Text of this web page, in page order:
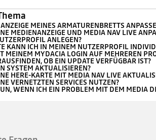
MEINES ARMATURENBRETTS
MEDIENANZEIGE UND MEDIA NAV LIVE
ANLEGEN?
KANN ICH IN MEINEM NUTZERPROFIL
MEINEM MYDACIA LOGIN AUF MEHREREN
OB EIN UPDATE VERFÜGBAR IST?
SYSTEM AKTUALISIEREN?
HERE-KARTE MIT MEDIA NAV LIVE
VERNETZTEN SERVICES NUTZEN?
WENN ICH EIN PROBLEM MIT DEM MEDIA